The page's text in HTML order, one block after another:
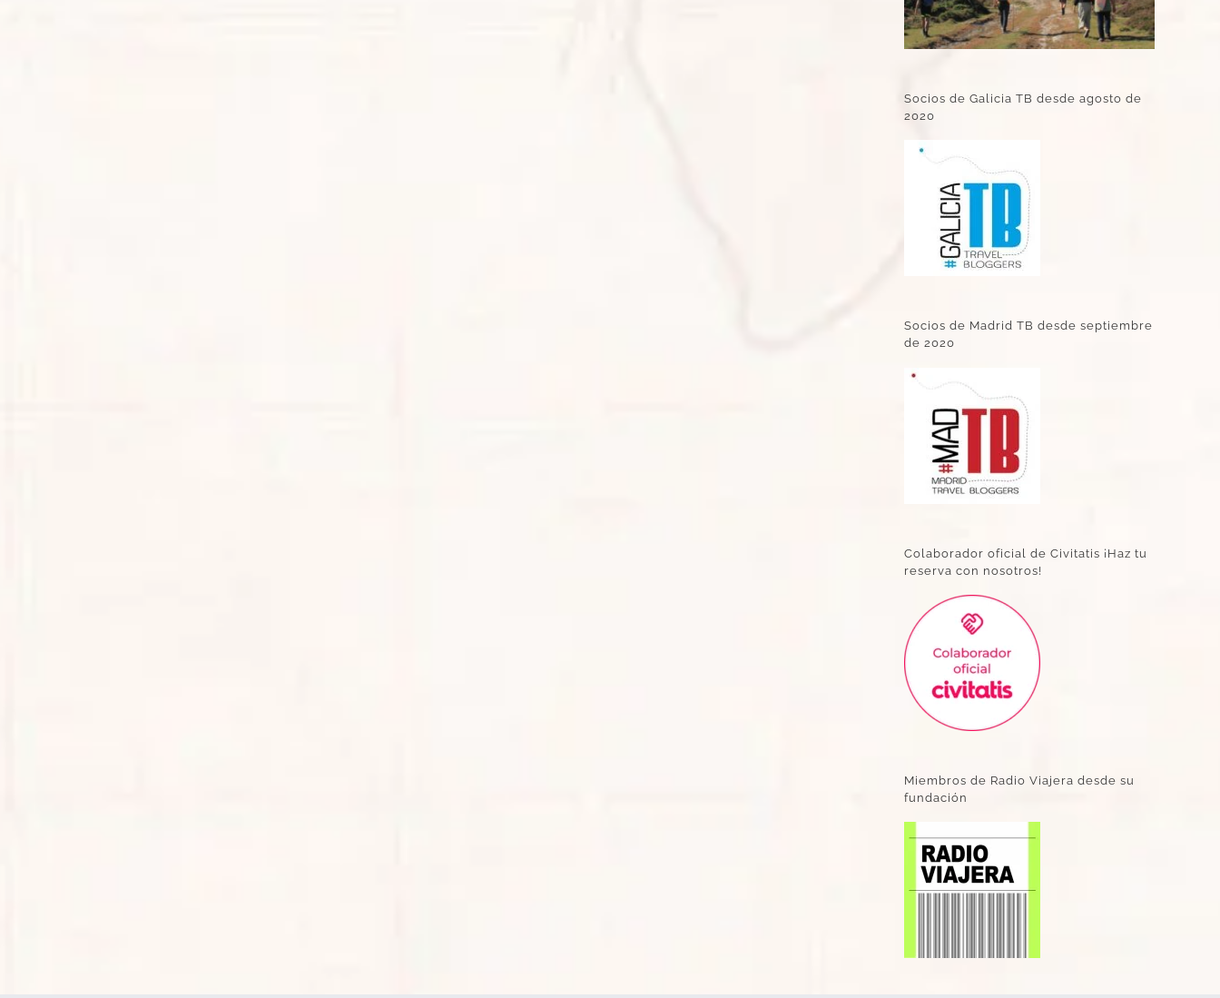
Socios de Galicia TB desde agosto de
2020
Socios de Madrid TB desde septiembre
de 2020
Colaborador oficial de Civitatis ¡Haz tu
reserva con nosotros!
Miembros de Radio Viajera desde su
fundación